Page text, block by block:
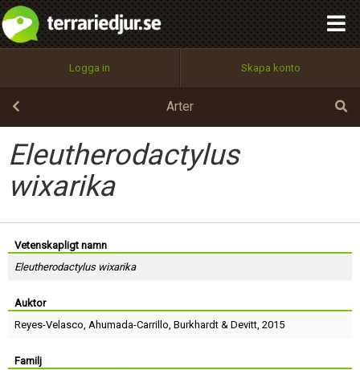
Logga in Skapa konto
Arter
Eleutherodactylus
wixarika
Vetenskapligt namn
Eleutherodactylus wixarika
Auktor
Reyes-Velasco, Ahumada-Carrillo, Burkhardt & Devitt, 2015
Familj
Utför
100%
OK
integritetspolicy
Namn:
Epost:
Användarnamn:
Lösenord:
Terms of Service
Begär nytt lösenord
Tillbaka till förstasidan